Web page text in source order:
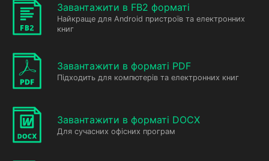
Завантажити в FB2 форматі
Найкраще для Android пристроїв та електронних
книг
Завантажити в форматі PDF
Підходить для компютерів та електронних книг
Завантажити в форматі DOCX
Для сучасних офісних програм